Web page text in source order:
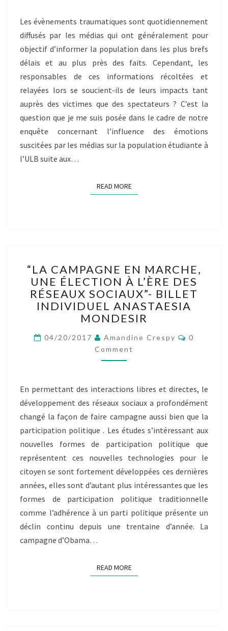
Les évènements traumatiques sont quotidiennement
diffusés par les médias qui ont généralement pour
objectif d’informer la population dans les plus brefs
délais et au plus près des faits. Cependant, les
responsables de ces informations récoltées et
relayées lors se soucient-ils de leurs impacts tant
auprès des victimes que des spectateurs ? C’est la
question que je me suis posée dans le cadre de notre
enquête concernant l’influence des émotions
suscitées par les médias sur la population étudiante à
l’ULB suite aux…
READ MOREREAD MORE
CAMPAGNE
EN
MARCHE,
UNE
ÉLECTION
À
L’ÈRE
DES
RÉSEAUX
INDIVIDUEL
ANASTAESIA
MONDESIR
“LA CAMPAGNE EN MARCHE,
UNE ÉLECTION À L’ÈRE DES
RÉSEAUX SOCIAUX”- BILLET
INDIVIDUEL ANASTAESIA
MONDESIR
04/20/2017 Amandine Crespy
0
Comment
En permettant des interactions libres et directes, le
développement des réseaux sociaux a profondément
changé la façon de faire campagne aussi bien que la
participation politique . Les études s’intéressant aux
nouvelles formes de participation politique que
représentent ces nouvelles technologies pour le
citoyen se sont fortement développées ces dernières
années, elles sont d’autant plus intéressantes que les
formes de participation politique traditionnelle
comme l’adhérence à un parti politique présente un
déclin continu depuis une trentaine d’année. La
campagne d’Obama…
READ MOREREAD MORE